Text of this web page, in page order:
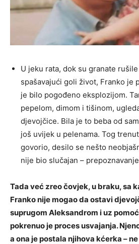
U jeku rata, dok su granate
spašavajući goli život, Franko je
je bilo pogođeno eksplozijom.
pepelom, dimom i tišinom,
djevojčice. Bila je to beba od
još uvijek u pelenama. Tog
govorio, desilo se nešto
nije bio slučajan –
Tada već zreo čovjek, u braku, sa
Franko nije mogao da ostavi
suprugom Aleksandrom i uz
pokrenuo je proces usvajanja.
a ona je postala njihova kćerka –